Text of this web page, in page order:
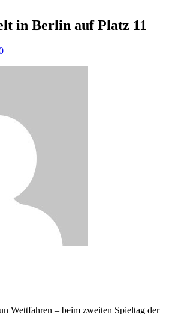
in Berlin auf Platz 11
Wettfahren – beim zweiten Spieltag der